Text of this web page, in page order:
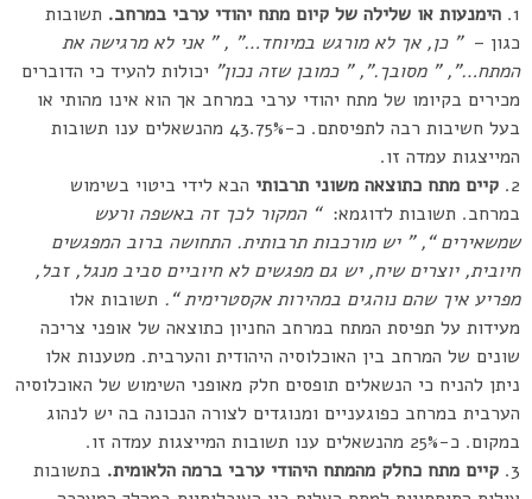
הימנעות או שלילה של קיום מתח יהודי ערבי במרחב. תשובות
כגון –” כן, אך לא מורגש במיוחד…” , ” אני לא מרגישה את
המתח…”, ” מסובך.”, ” כמובן שזה נכון” יכולות להעיד כי הדוברים
מכירים בקיומו של מתח יהודי ערבי במרחב אך הוא אינו מהותי או
בעל חשיבות רבה לתפיסתם. כ-43.75% מהנשאלים ענו תשובות
המייצגות עמדה זו.
קיים מתח כתוצאה משוני תרבותי הבא לידי ביטוי בשימוש
במרחב. תשובות לדוגמא:“ המקור לכך זה באשפה ורעש
שמשאירים “, ” יש מורכבות תרבותית. התחושה ברוב המפגשים
חיובית, יוצרים שיח, יש גם מפגשים לא חיוביים סביב מנגל, זבל,
מפריע איך שהם נוהגים במהירות אקסטרימית “. תשובות אלו
מעידות על תפיסת המתח במרחב החניון כתוצאה של אופני צריכה
שונים של המרחב בין האוכלוסיה היהודית והערבית. מטענות אלו
ניתן להניח כי הנשאלים תופסים חלק מאופני השימוש של האוכלוסיה
הערבית במרחב כפוגעניים ומנוגדים לצורה הנכונה בה יש לנהוג
במקום. כ-25% מהנשאלים ענו תשובות המייצגות עמדה זו.
קיים מתח כחלק מהמתח היהודי ערבי ברמה הלאומית. בתשובות